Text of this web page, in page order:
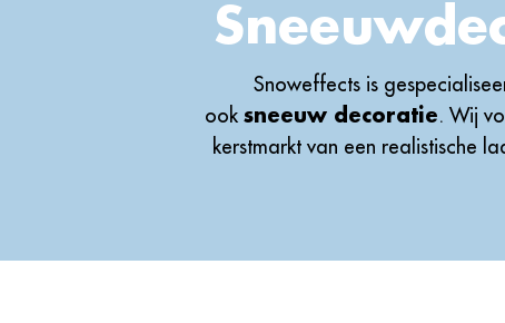
Snoweffects is
ook sneeuw decoratie. Wij
kerstmarkt van een realistische